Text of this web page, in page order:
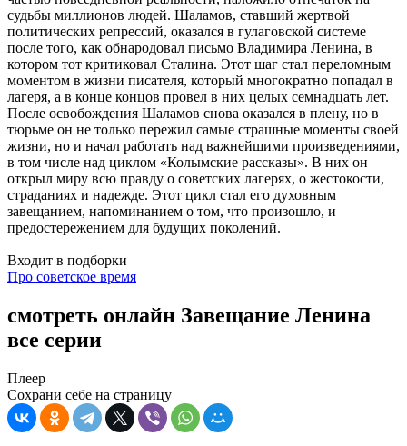
судьбы миллионов людей. Шаламов, ставший жертвой
политических репрессий, оказался в гулаговской системе
после того, как обнародовал письмо Владимира Ленина, в
котором тот критиковал Сталина. Этот шаг стал переломным
моментом в жизни писателя, который многократно попадал в
лагеря, а в конце концов провел в них целых семнадцать лет.
После освобождения Шаламов снова оказался в плену, но в
тюрьме он не только пережил самые страшные моменты своей
жизни, но и начал работать над важнейшими произведениями,
в том числе над циклом «Колымские рассказы». В них он
открыл миру всю правду о советских лагерях, о жестокости,
страданиях и надежде. Этот цикл стал его духовным
завещанием, напоминанием о том, что произошло, и
предостережением для будущих поколений.
Входит в подборки
Про советское время
смотреть онлайн Завещание Ленина
все серии
Плеер
Сохрани себе на страницу